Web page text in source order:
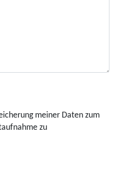
meiner Daten zum
zu